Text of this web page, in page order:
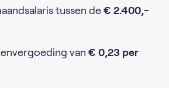
tussen de € 2.400,-
van € 0,23 per